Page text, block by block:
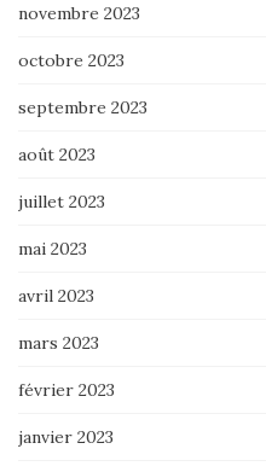
novembre 2023
octobre 2023
septembre 2023
août 2023
juillet 2023
mai 2023
avril 2023
mars 2023
février 2023
janvier 2023